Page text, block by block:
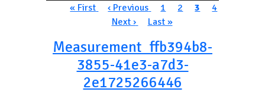
Pagination
Première page
« First Page précédente
‹ Previous Page
1 Page
2 Page courante
3 Page
4
Page suivante
Next › Dernière page
Last »
Measurement_ffb394b8-
3855-41e3-a7d3-
2e1725266446